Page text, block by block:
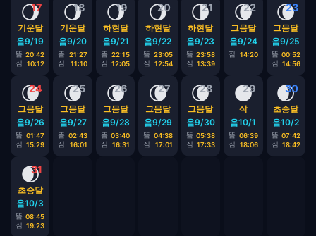
17
🌖
기운달
음9/19
뜸 20:42
짐
10:12
18
🌖
기운달
음9/20
뜸
21:27
짐
11:10
19
🌖
하현달
음9/21
뜸 22:15
짐 12:05
20
🌖
하현달
음9/22
뜸 23:05
짐
12:54
21
🌗
하현달
음9/23
뜸 23:58
짐 13:39
22
🌘
그믐달
음9/24
짐 14:20
23
🌘
그믐달
음9/25
뜸 00:52
짐 14:56
24
🌘
그믐달
음9/26
뜸 01:47
짐 15:29
25
🌘
그믐달
음9/27
뜸 02:43
짐
16:01
26
🌘
그믐달
음9/28
뜸 03:40
짐
16:31
27
🌘
그믐달
음9/29
뜸 04:38
짐
17:01
28
🌘
그믐달
음9/30
뜸 05:38
짐 17:33
29
🌑
삭
음10/1
뜸 06:39
짐
18:06
30
🌒
초승달
음10/2
뜸 07:42
짐 18:42
31
🌒
초승달
음10/3
뜸 08:45
짐 19:23